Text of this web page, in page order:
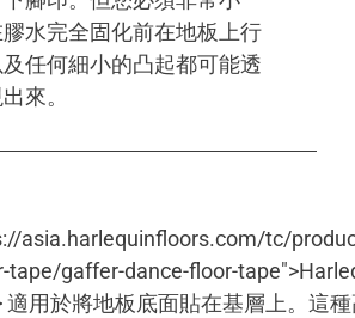
水完全固化前在地板上行
任何細小的凸起都可能透
來。
asia.harlequinfloors.com/tc/
tape/gaffer-dance-floor-
適用於將地板底面貼在基層上。這